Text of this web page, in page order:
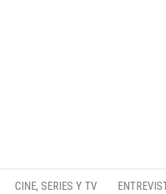
CINE, SERIES Y TV